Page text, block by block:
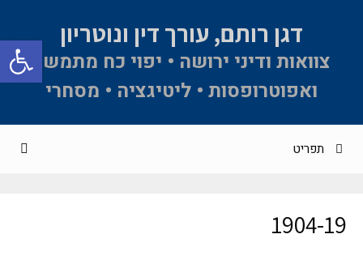
פתח דגן רותם, עורך דין ונוטריון
צוואות ודיני ירושה • יפוי כח מתמשך
ואפוטרופסות • ליטיגציה • מסחרי
תפריט
1904-19